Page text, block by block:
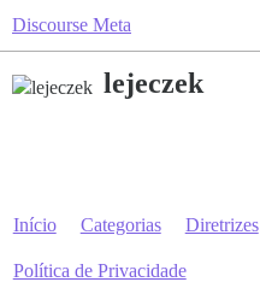
Discourse Meta
lejeczek
Início Categorias Diretrizes
Política de Privacidade